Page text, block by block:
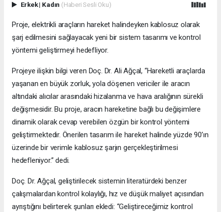
Erkek| Kadın (Haberi Sesli Oku)
Proje, elektrikli araçların hareket halindeyken kablosuz olarak
şarj edilmesini sağlayacak yeni bir sistem tasarımı ve kontrol
yöntemi geliştirmeyi hedefliyor.
Projeye ilişkin bilgi veren Doç. Dr. Ali Ağçal, “Hareketli araçlarda
yaşanan en büyük zorluk, yola döşenen vericiler ile aracın
altındaki alıcılar arasındaki hizalanma ve hava aralığının sürekli
değişmesidir. Bu proje, aracın hareketine bağlı bu değişimlere
dinamik olarak cevap verebilen özgün bir kontrol yöntemi
geliştirmektedir. Önerilen tasarım ile hareket halinde yüzde 90’ın
üzerinde bir verimle kablosuz şarjın gerçekleştirilmesi
hedefleniyor.” dedi.
Doç. Dr. Ağçal, geliştirilecek sistemin literatürdeki benzer
çalışmalardan kontrol kolaylığı, hız ve düşük maliyet açısından
ayrıştığını belirterek şunları ekledi: “Geliştireceğimiz kontrol